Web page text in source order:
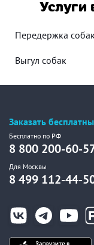
Услуги
Передержка собак
Выгул собак
Заказать
Бесплатно по РФ
8 800 200-60-
Для Москвы
8 499 112-44-